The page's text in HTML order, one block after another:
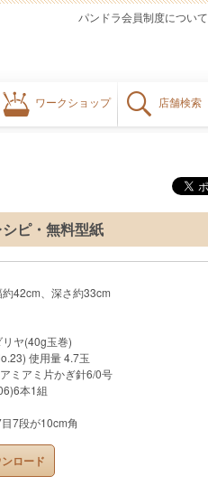
ワークショップ 店舗検索
パンドラ会員制度について
ピ・無料型紙
42cm、深さ約33cm
ヤ(40g玉巻)
使用量 4.7玉
ミアミ片かぎ針6/0号
本1組
7段が10cm角
ロード